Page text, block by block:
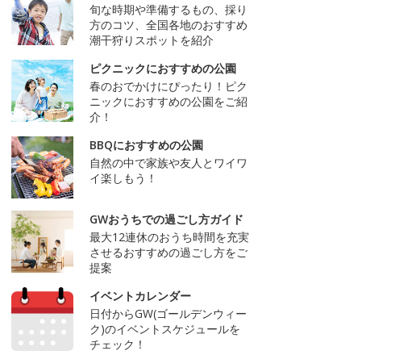
旬な時期や準備するもの、採り
方のコツ、全国各地のおすすめ
潮干狩りスポットを紹介
ピクニックにおすすめの公園
春のおでかけにぴったり！ピク
ニックにおすすめの公園をご紹
介！
BBQにおすすめの公園
自然の中で家族や友人とワイワ
イ楽しもう！
GWおうちでの過ごし方ガイド
最大12連休のおうち時間を充実
させるおすすめの過ごし方をご
提案
イベントカレンダー
日付からGW(ゴールデンウィー
ク)のイベントスケジュールを
チェック！